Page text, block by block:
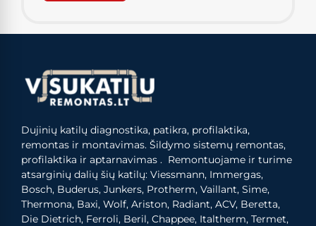
Dujinių katilų diagnostika, patikra, profilaktika,
remontas ir montavimas. Šildymo sistemų remontas,
profilaktika ir aptarnavimas . Remontuojame ir turime
atsarginių dalių šių katilų: Viessmann, Immergas,
Bosch, Buderus, Junkers, Protherm, Vaillant, Sime,
Thermona, Baxi, Wolf, Ariston, Radiant, ACV, Beretta,
Die Dietrich, Ferroli, Beril, Chappee, Italtherm, Termet,